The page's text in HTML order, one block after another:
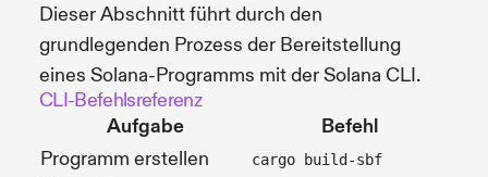
Dieser Abschnitt führt durch den
grundlegenden Prozess der Bereitstellung
eines Solana-Programms mit der Solana CLI.
CLI-Befehlsreferenz
Aufgabe
Befehl
Programm erstellen
cargo build-sbf